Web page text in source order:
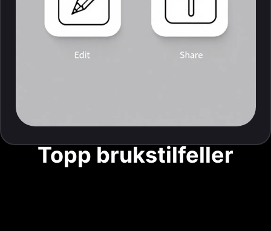
Topp brukstilfeller